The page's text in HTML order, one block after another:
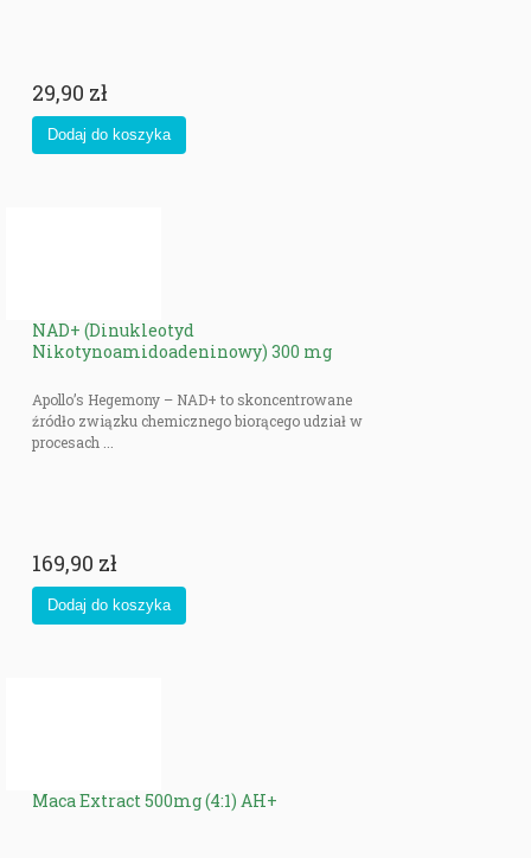
29,90 zł
NAD+ (Dinukleotyd
Nikotynoamidoadeninowy) 300 mg
Apollo’s Hegemony – NAD+ to skoncentrowane
źródło związku chemicznego biorącego udział w
procesach ...
169,90 zł
Maca Extract 500mg (4:1) AH+